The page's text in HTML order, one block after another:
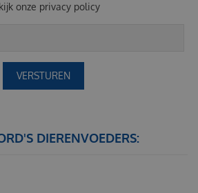
onze privacy policy
DIERENVOEDERS: